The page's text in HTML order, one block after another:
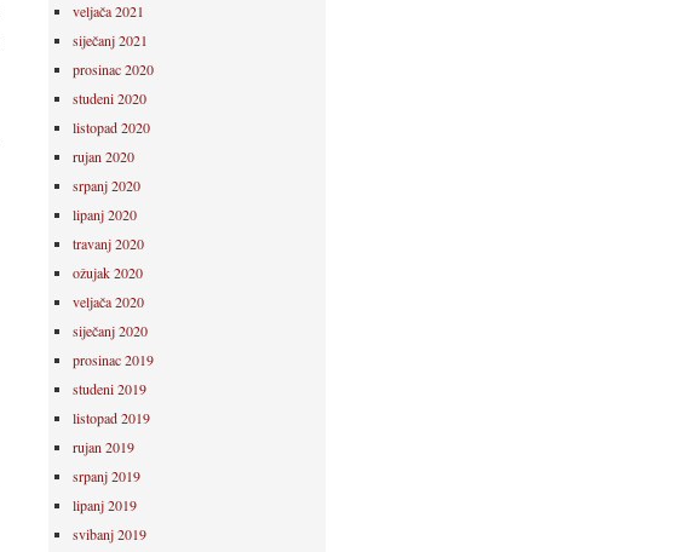
veljača 2021
siječanj 2021
prosinac 2020
studeni 2020
listopad 2020
rujan 2020
srpanj 2020
lipanj 2020
travanj 2020
ožujak 2020
veljača 2020
siječanj 2020
prosinac 2019
studeni 2019
listopad 2019
rujan 2019
srpanj 2019
lipanj 2019
svibanj 2019